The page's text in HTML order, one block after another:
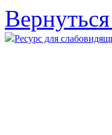
Ресурс для